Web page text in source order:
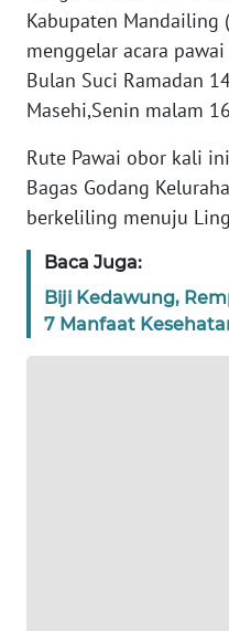
Kabupaten Mandailing
menggelar acara
Bulan Suci Ramadan
Masehi,Senin malam
Rute Pawai obor kali
Bagas Godang
berkeliling menuju
Baca Juga:
Biji Kedawung,
7 Manfaat
SUMUT
WN
JAKARTA
WN
JABAR
BANTEN
WN